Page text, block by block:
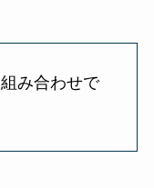
み合わせで